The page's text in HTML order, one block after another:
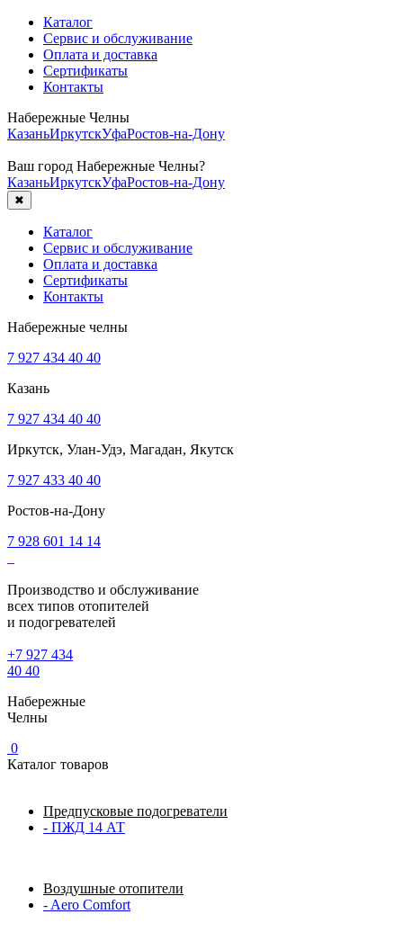
Каталог
Сервис и обслуживание
Оплата и доставка
Сертификаты
Контакты
Набережные Челны
КазаньИркутскУфаРостов-на-Дону
Ваш город Набережные Челны?
КазаньИркутскУфаРостов-на-Дону
✖
Каталог
Сервис и обслуживание
Оплата и доставка
Сертификаты
Контакты
Набережные челны
7 927 434 40 40
Казань
7 927 434 40 40
Иркутск, Улан-Удэ, Магадан, Якутск
7 927 433 40 40
Ростов-на-Дону
7 928 601 14 14
Производство и обслуживание
всех типов отопителей
и подогревателей
+7 927 434
40 40
Набережные
Челны
0
Каталог товаров
Предпусковые подогреватели
- ПЖД 14 АТ
Воздушные отопители
- Aero Comfort